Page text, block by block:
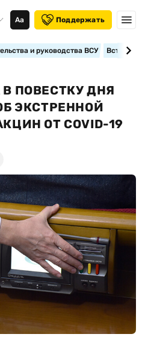
Аа Поддержать
и руководства ВСУ
ПОВЕСТКУ ДНЯ
ЭКСТРЕННОЙ
ОТ COVID-19